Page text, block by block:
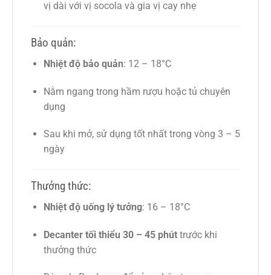
vị dài với vị socola và gia vị cay nhẹ
Bảo quản:
Nhiệt độ bảo quản: 12 – 18°C
Nằm ngang trong hầm rượu hoặc tủ chuyên
dụng
Sau khi mở, sử dụng tốt nhất trong vòng 3 – 5
ngày
Thưởng thức:
Nhiệt độ uống lý tưởng: 16 – 18°C
Decanter tối thiểu 30 – 45 phúttrước khi
thưởng thức